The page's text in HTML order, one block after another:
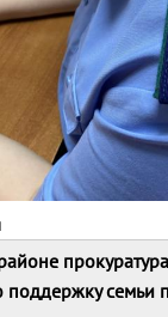
поддержку семьи